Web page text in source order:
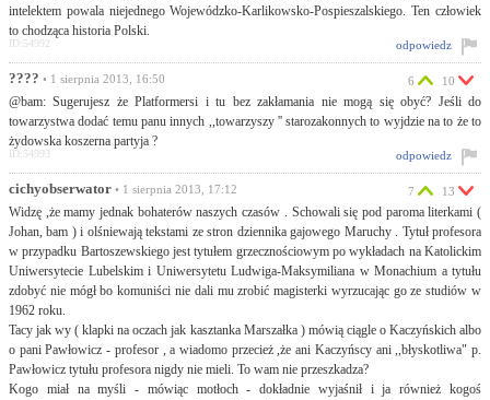
intelektem powala niejednego Wojewódzko-Karlikowsko-Pospieszalskiego. Ten człowiek
to chodząca historia Polski.
odpowiedz
ID:54992
???? • 1 sierpnia 2013, 16:50
@bam: Sugerujesz że Platformersi i tu bez zakłamania nie mogą się obyć? Jeśli do
towarzystwa dodać temu panu innych ,,towarzyszy '' starozakonnych to wyjdzie na to że to
żydowska koszerna partyja ?
6 10
odpowiedz
ID:54993
cichyobserwator • 1 sierpnia 2013, 17:12
Widzę ,że mamy jednak bohaterów naszych czasów . Schowali się pod paroma literkami (
Johan, bam ) i olśniewają tekstami ze stron dziennika gajowego Maruchy . Tytuł profesora
w przypadku Bartoszewskiego jest tytułem grzecznościowym po wykładach na Katolickim
Uniwersytecie Lubelskim i Uniwersytetu Ludwiga-Maksymiliana w Monachium a tytułu
zdobyć nie mógł bo komuniści nie dali mu zrobić magisterki wyrzucając go ze studiów w
1962 roku.
Tacy jak wy ( klapki na oczach jak kasztanka Marszałka ) mówią ciągle o Kaczyńskich albo
o pani Pawłowicz - profesor , a wiadomo przecież ,że ani Kaczyńscy ani ,,błyskotliwa" p.
Pawłowicz tytułu profesora nigdy nie mieli. To wam nie przeszkadza?
Kogo miał na myśli - mówiąc motłoch - dokładnie wyjaśnił i ja również kogoś
7 13